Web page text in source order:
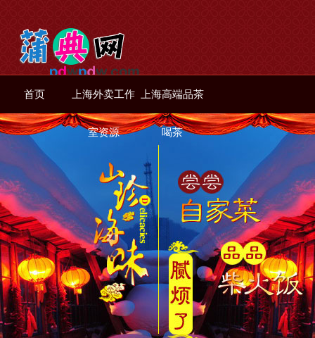
首页 上海外卖工作
室资源
上海高端品茶
喝茶